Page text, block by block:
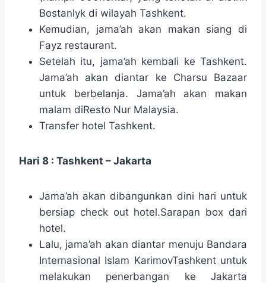
Bostanlyk di wilayah Tashkent.
Kemudian, jama’ah akan makan siang di
Fayz restaurant.
Setelah itu, jama’ah kembali ke Tashkent.
Jama’ah akan diantar ke Charsu Bazaar
untuk berbelanja. Jama’ah akan makan
malam diResto Nur Malaysia.
Transfer hotel Tashkent.
Hari 8 : Tashkent – Jakarta
Jama’ah akan dibangunkan dini hari untuk
bersiap check out hotel.Sarapan box dari
hotel.
Lalu, jama’ah akan diantar menuju Bandara
Internasional Islam KarimovTashkent untuk
melakukan penerbangan ke Jakarta